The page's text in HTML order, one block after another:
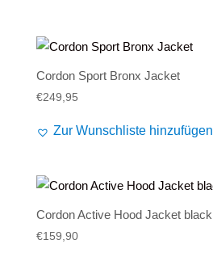
Cordon Sport Bronx Jacket
€249,95
Zur Wunschliste hinzufügen
Cordon Active Hood Jacket black
€159,90